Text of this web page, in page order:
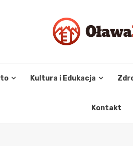
Kultura i Edukacja
Kontakt